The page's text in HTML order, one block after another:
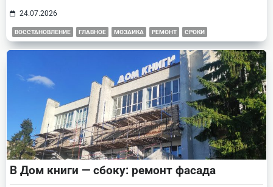
24.07.2026
ВОССТАНОВЛЕНИЕ ГЛАВНОЕ МОЗАИКА РЕМОНТ СРОКИ
В Дом книги — сбоку: ремонт фасада